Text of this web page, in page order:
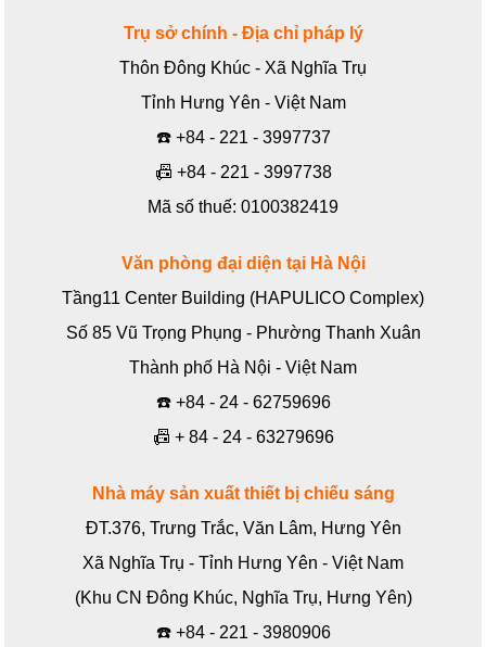
Trụ sở chính - Địa chỉ pháp lý
Thôn Đông Khúc - Xã Nghĩa Trụ
Tỉnh Hưng Yên - Việt Nam
☎️ +84 - 221 - 3997737
📠 +84 - 221 - 3997738
Mã số thuế: 0100382419
Văn phòng đại diện tại Hà Nội
Tầng11 Center Building (HAPULICO Complex)
Số 85 Vũ Trọng Phụng - Phường Thanh Xuân
Thành phố Hà Nội - Việt Nam
☎️ +84 - 24 - 62759696
📠 + 84 - 24 - 63279696
Nhà máy sản xuất thiết bị chiếu sáng
ĐT.376, Trưng Trắc, Văn Lâm, Hưng Yên
Xã Nghĩa Trụ - Tỉnh Hưng Yên - Việt Nam
(Khu CN Đông Khúc, Nghĩa Trụ, Hưng Yên)
☎️ +84 - 221 - 3980906